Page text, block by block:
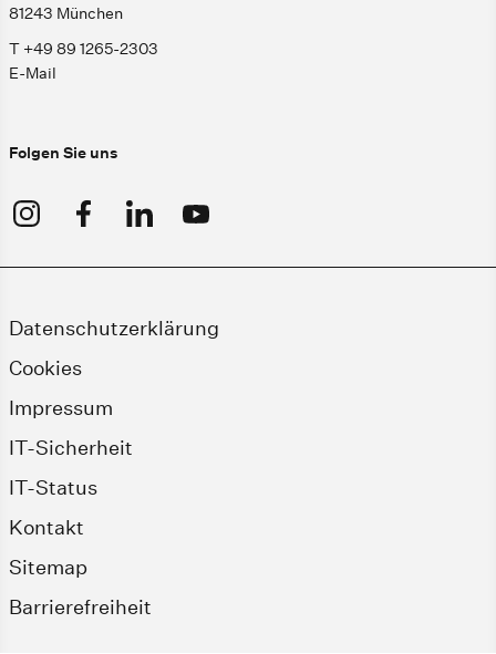
81243 München
T +49 89 1265-2303
E-Mail
Folgen Sie uns
Datenschutzerklärung
Cookies
Impressum
IT-Sicherheit
IT-Status
Kontakt
Sitemap
Barrierefreiheit